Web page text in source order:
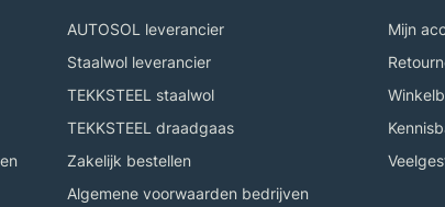
AUTOSOL leverancier
Staalwol leverancier
TEKKSTEEL staalwol
TEKKSTEEL draadgaas
Zakelijk bestellen
Algemene voorwaarden bedrijven
Mijn